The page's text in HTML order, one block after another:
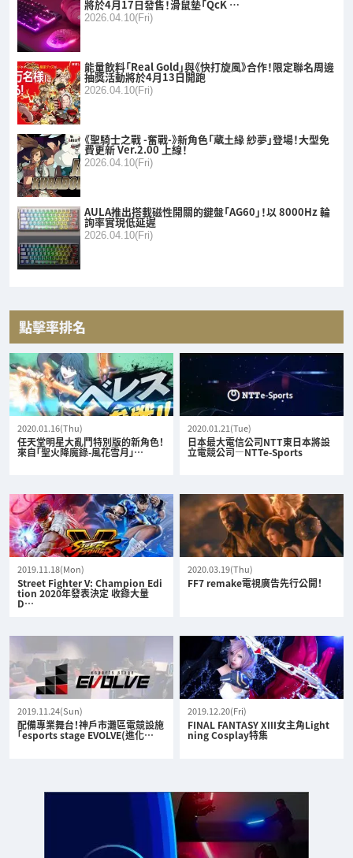
將於4月17日發售！滑鼠墊「QcK …
2026.04.10(Fri)
能量飲料「Real Gold」與《快打旋風》合作！限定聯名周邊
抽獎活動將於4月13日開跑
2026.04.10(Fri)
《聖騎士之戰 -奮戰-》新角色「蔵土緣 紗夢」登場！大型免
費更新 Ver.2.00 上線！
2026.04.10(Fri)
AULA推出搭載磁性開關的鍵盤「AG60」！以 8000Hz 輪
詢率實現低延遲
2026.04.10(Fri)
點擊率排名
2020.01.16(Thu)
任天堂明星大亂鬥特別版的新角色！
來自「聖火降魔錄-風花雪月」…
2020.01.21(Tue)
日本最大電信公司NTT東日本將設
立電競公司—NTTe-Sports
2019.11.18(Mon)
Street Fighter V: Champion Edi
tion 2020年發表決定 收錄大量
D…
2020.03.19(Thu)
FF7 remake電視廣告先行公開！
2019.11.24(Sun)
配備專業舞台！神戶市灘區電競設施
「esports stage EVOLVE(進化…
2019.12.20(Fri)
FINAL FANTASY XIII女主角Light
ning Cosplay特集